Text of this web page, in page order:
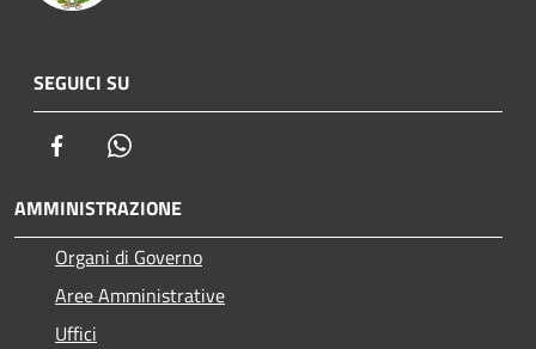
SEGUICI SU
Facebook
AMMINISTRAZIONE
Organi di Governo
Aree Amministrative
Uffici